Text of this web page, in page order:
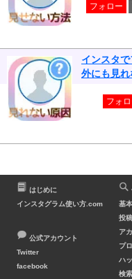
フォロー
インスタ
外にも見
フォ
はじめに
インスタグラム使い方.com
公式アカウント
Twitter
facebook
基本
投稿
ア
プ
ハ
検索